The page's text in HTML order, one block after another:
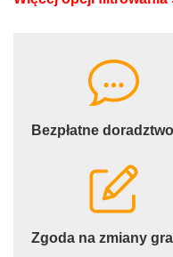
Bezpłatne doradztwo
Zgoda na zmiany